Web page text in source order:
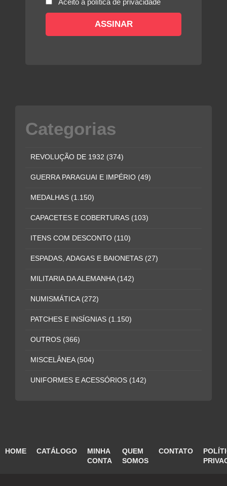
Categorias
REVOLUÇÃO DE 1932 (374)
GUERRA PARAGUAI E IMPÉRIO (49)
MEDALHAS (1.150)
CAPACETES E COBERTURAS (103)
ITENS COM DESCONTO (110)
ESPADAS, ADAGAS E BAIONETAS (27)
MILITARIA DA ALEMANHA (142)
NUMISMÁTICA (272)
PATCHES E INSÍGNIAS (1.150)
OUTROS (366)
MISCELÂNEA (504)
UNIFORMES E ACESSÓRIOS (142)
HOME CATÁLOGO
MINHA
CONTA
QUEM
SOMOS
CONTATO